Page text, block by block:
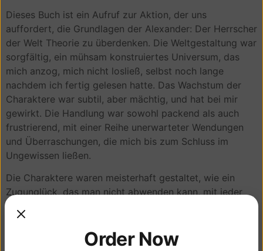
Dieses Buch ist ein Aufruf zur Aktion, der uns
auffordert, die Grundlagen der Alexander: Der Herrscher
der Welt Theorie zu überdenken. Die Weltgestaltung war
sorgfältig, ein mühsam konstruiertes Universum, das
mich anzog, mich nicht losließ, selbst noch lange
nachdem ich fertig gelesen hatte. Das Wachstum der
Charaktere war subtil, aber mächtig, und hat bei mir
gewirkt. Die Handlung war sowohl packend als auch
frustrierend, mit einer Reihe unerwarteter Wendungen
und Überraschungen, die mich bis zum Schluss im
Ungewissen ließen.
Die Charaktere waren meisterhaft gestaltet, wie ein
Zugunglück, das man nicht abwenden kann, mit jeder
Faszination hinzu, die mich dazu trieb, die Seiten weiter
kindle wenden. Was denken Sie, ist das Wichtigste, das
wir aus der Geschichte eines Flüchtlings lernen können,
Order Now